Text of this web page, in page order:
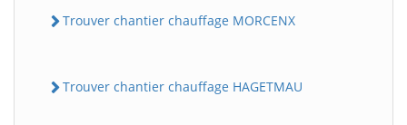
Trouver chantier chauffage MORCENX
Trouver chantier chauffage HAGETMAU